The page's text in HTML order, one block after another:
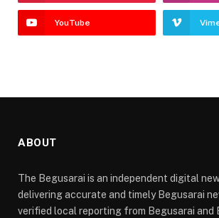
YouTube
ABOUT
The Begusarai is an independent digital
delivering accurate and timely Begusarai
verified local reporting from Begusarai and